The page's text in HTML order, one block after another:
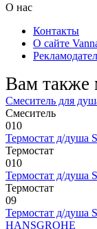
О нас
Контакты
О сайте
Вам также
Смеситель для
Смеситель
010
Термостат д/душа
Термостат
010
Термостат д/душа
Термостат
09
Термостат д/душа
HANSGROHE